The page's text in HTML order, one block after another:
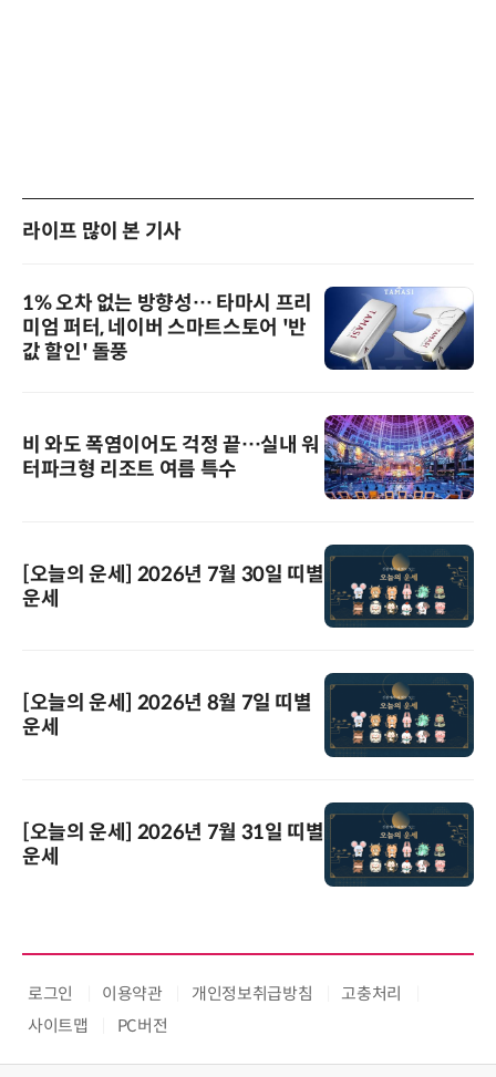
라이프 많이 본 기사
1% 오차 없는 방향성… 타마시 프리
미엄 퍼터, 네이버 스마트스토어 '반
값 할인' 돌풍
비 와도 폭염이어도 걱정 끝…실내 워
터파크형 리조트 여름 특수
[오늘의 운세] 2026년 7월 30일 띠별
운세
[오늘의 운세] 2026년 8월 7일 띠별
운세
[오늘의 운세] 2026년 7월 31일 띠별
운세
로그인 이용약관 개인정보취급방침
고충처리
사이트맵
PC버전